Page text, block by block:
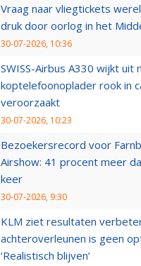
Vraag naar vliegtickets
druk door oorlog in het
30-07-2026, 10:36
SWISS-Airbus A330 wijkt uit
koptelefoonoplader rook in
veroorzaakt
30-07-2026, 10:23
Bezoekersrecord voor
Airshow: 41 procent meer
keer
30-07-2026, 9:30
KLM ziet resultaten
achteroverleunen is geen
‘Realistisch blijven’